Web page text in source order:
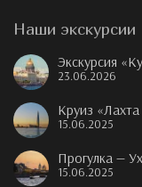
Наши экскурсии
Экскурсия
23.06.2026
Круиз
15.06.2025
Прогулка —
15.06.2025